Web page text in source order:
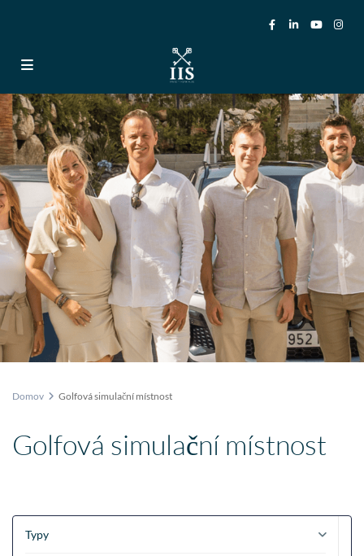
Domov Golfová simulační místnost
Golfová simulační místnost
Typy